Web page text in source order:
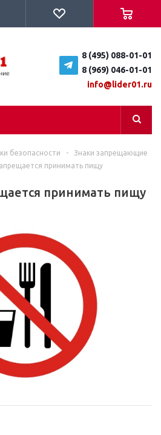
8 (495) 088-01-01
8 (969) 046-01-01
info@lider01.ru
безопасности -
Знаки запрещающие
принимать пищу
принимать пищу